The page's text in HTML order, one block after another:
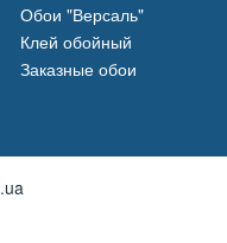
Обои "Версаль"
Клей обойный
Заказные обои